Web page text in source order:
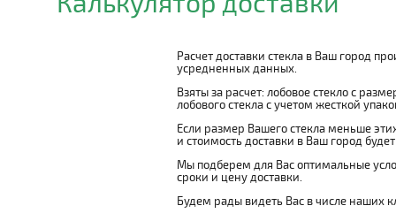
Расчет доставки стекла в Ваш город
усредненных данных.
Взяты за расчет: лобовое стекло с
лобового стекла с учетом жесткой
Если размер Вашего стекла меньше
и стоимость доставки в Ваш город
Мы подберем для Вас оптимальные
сроки и цену доставки.
Будем рады видеть Вас в числе наших